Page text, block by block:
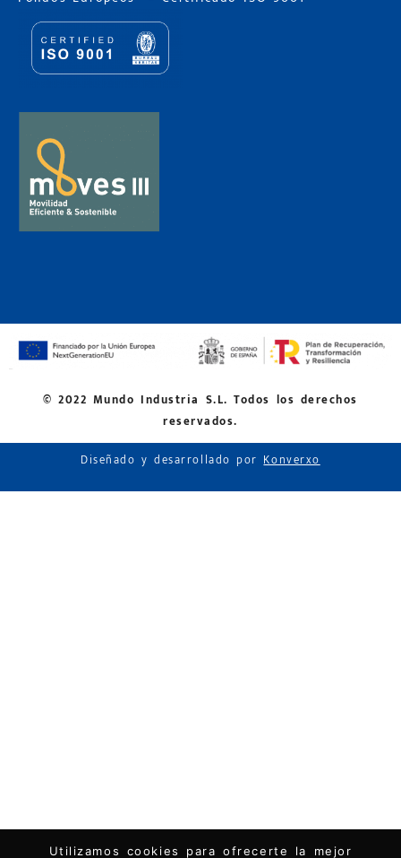
© 2022 Mundo Industria S.L. Todos los derechos
reservados.
Diseñado y desarrollado porKonverxo
Utilizamos cookies para ofrecerte la mejor